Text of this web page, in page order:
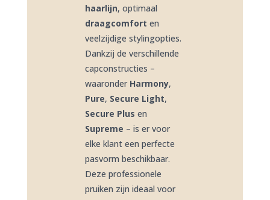
haarlijn, optimaal
draagcomfort en
veelzijdige stylingopties.
Dankzij de verschillende
capconstructies –
waaronder Harmony,
Pure, Secure Light,
Secure Plus en
Supreme – is er voor
elke klant een perfecte
pasvorm beschikbaar.
Deze professionele
pruiken zijn ideaal voor